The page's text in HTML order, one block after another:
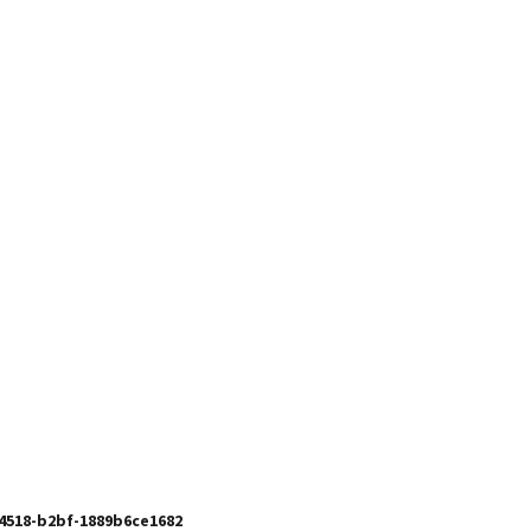
b2bf-1889b6ce1682